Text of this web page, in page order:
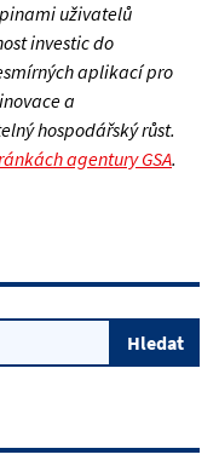
uživatelů
investic do
aplikací pro
a
hospodářský růst.
agentury GSA.